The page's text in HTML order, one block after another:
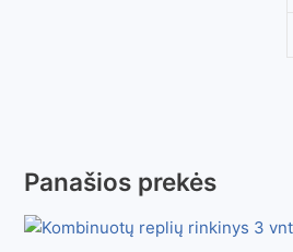
Panašios prekės